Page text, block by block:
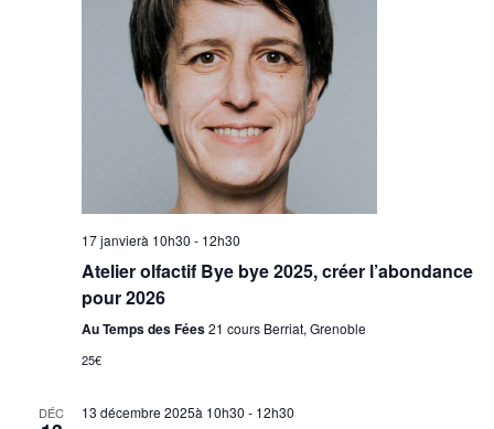
17 janvierà 10h30 - 12h30
Atelier olfactif Bye bye 2025, créer l’abondance
pour 2026
Au Temps des Fées21 cours Berriat, Grenoble
25€
DÉC 13 décembre 2025à 10h30 - 12h30